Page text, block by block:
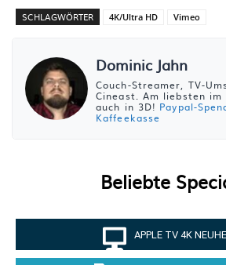
SCHLAGWÖRTER 4K/Ultra HD Vimeo
Dominic Jahn
Couch-Streamer, TV-
Cineast. Am liebsten
auch in 3D! Paypal-
Kaffeekasse
Beliebte
APPLE TV 4K